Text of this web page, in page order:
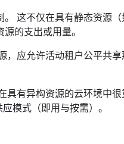
这不仅在具有静态资源
的支出或用量。
，应允许活动租户公平共
具有异构资源的云环境中很
模式（即用与按需）。